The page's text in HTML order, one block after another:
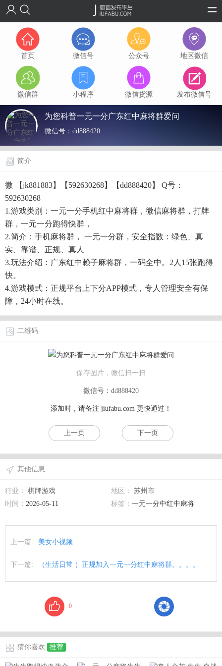
首页 微信号 公众号 地区微信
微信群 小程序 微信货源 发布微信号
为您科普一元一分广东红中麻将群爱问
微信号： dd888420
简介
微 【jk881883】【592630268】【dd888420】 Q号：
592630268
1.游戏类别：一元一分手机红中麻将群，微信麻将群，打牌
群，一元一分跑得快群，
2.简介：手机麻将群， 一元一分群，安全指数：绿色、真
实、靠谱、正规、真人
3.玩法介绍：广东红中赖子麻将群，一码全中。2人15张跑得
快。
4.游戏模式：正规平台上下分APP模式，专人管理安全有保
障，24小时在线。
二维码
保存图片，微信扫一扫
微信号：dd888420
添加时，请备注 jiufabu.com 更快通过！
上一页 下一页
其他信息
行业： 棋牌游戏 地区：
苏州市
时间： 2026-05-11 标签： 一元一分中红中麻将
上一篇: 美女小视频
下一篇: （生活日常 ）正规加入一元一分红中麻将群。。。。
0
猜你喜欢 推荐